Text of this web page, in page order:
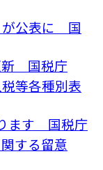
が公表に 国
新 国税庁
等各種別表
ます 国税庁
する留意